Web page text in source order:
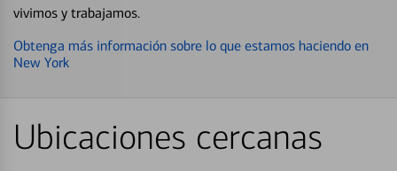
vivimos y trabajamos.
Obtenga más información sobre lo que estamos haciendo en
New York
Ubicaciones cercanas